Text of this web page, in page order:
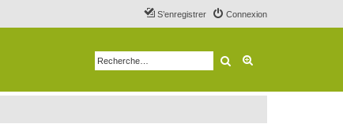
Connexion
S’enregistrer
Rechercher